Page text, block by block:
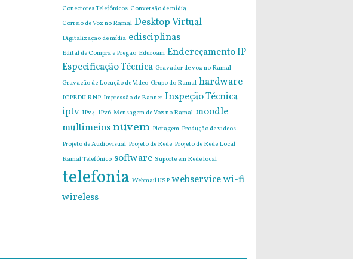
Conectores Telefônicos Conversão de mídia
Correio de Voz no Ramal Desktop Virtual
Digitalização de mídia edisciplinas
Edital de Compra e Pregão Eduroam Endereçamento IP
Especificação Técnica Gravador de voz no Ramal
Gravação de Locução de Vídeo Grupo do Ramal hardware
ICPEDU RNP Impressão de Banner Inspeção Técnica
iptv IPv4 IPv6 Mensagem de Voz no Ramal moodle
multimeiosnuvem Plotagem Produção de vídeos
Projeto de Audiovisual Projeto de Rede Projeto de Rede Local
Ramal Telefônico software Suporte em Rede local
telefonia Webmail USP webservicewi-fi
wireless